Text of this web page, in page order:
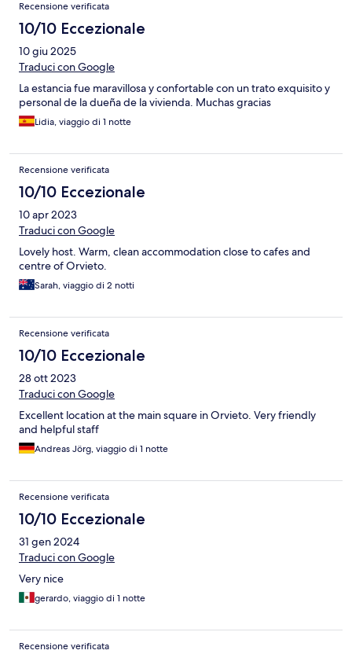
Recensione verificata
10/10 Eccezionale
10 giu 2025
Traduci con Google
La estancia fue maravillosa y confortable con un trato exquisito y
personal de la dueña de la vivienda. Muchas gracias
Lidia, viaggio di 1 notte
Recensione verificata
10/10 Eccezionale
10 apr 2023
Traduci con Google
Lovely host. Warm, clean accommodation close to cafes and
centre of Orvieto.
Sarah, viaggio di 2 notti
Recensione verificata
10/10 Eccezionale
28 ott 2023
Traduci con Google
Excellent location at the main square in Orvieto. Very friendly
and helpful staff
Andreas Jörg, viaggio di 1 notte
Recensione verificata
10/10 Eccezionale
31 gen 2024
Traduci con Google
Very nice
gerardo, viaggio di 1 notte
Recensione verificata